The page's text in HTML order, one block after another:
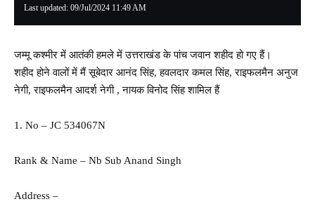
Last updated: 09/Jul/2024 11:49 AM
जम्मू कश्मीर में आतंकी हमले में उत्तराखंड के पांच जवान शहीद हो गए हैं।
शहीद होने वालों में मैं सूबेदार आनंद सिंह, हवलदार कमल सिंह, राइफलमैन अनुज
नेगी, राइफलमैन आदर्श नेगी , नायक विनोद सिंह शामिल हैं
1. No – JC 534067N
Rank & Name – Nb Sub Anand Singh
Address –